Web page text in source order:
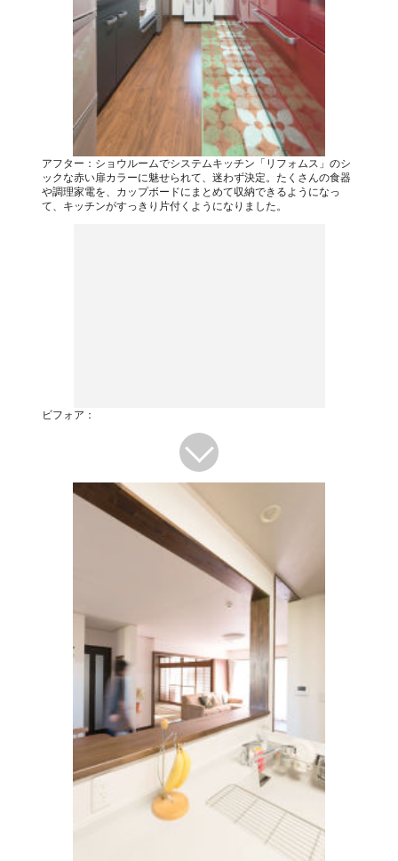
アフター：ショウルームでシステムキッチン「リフォムス」のシ
ックな赤い扉カラーに魅せられて、迷わず決定。たくさんの食器
や調理家電を、カップボードにまとめて収納できるようになっ
て、キッチンがすっきり片付くようになりました。
ビフォア：